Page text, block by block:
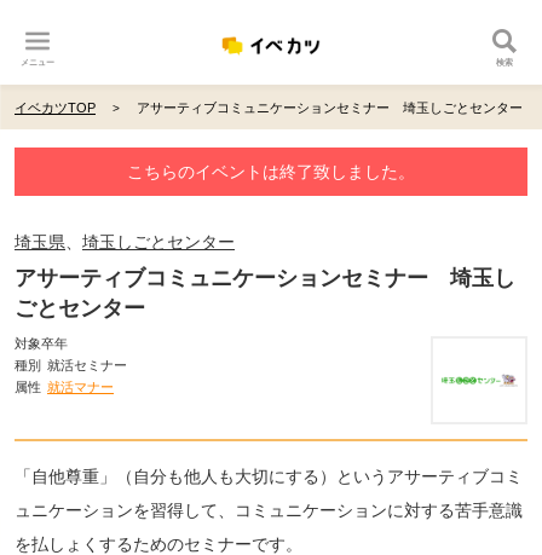
メニュー 検索
イベカツTOP アサーティブコミュニケーションセミナー 埼玉しごとセンター
こちらのイベントは終了致しました。
埼玉県 埼玉しごとセンター
アサーティブコミュニケーションセミナー 埼玉し
ごとセンター
対象卒年
種別 就活セミナー
属性 就活マナー
「自他尊重」（自分も他人も大切にする）というアサーティブコミ
ュニケーションを習得して、コミュニケーションに対する苦手意識
を払しょくするためのセミナーです。